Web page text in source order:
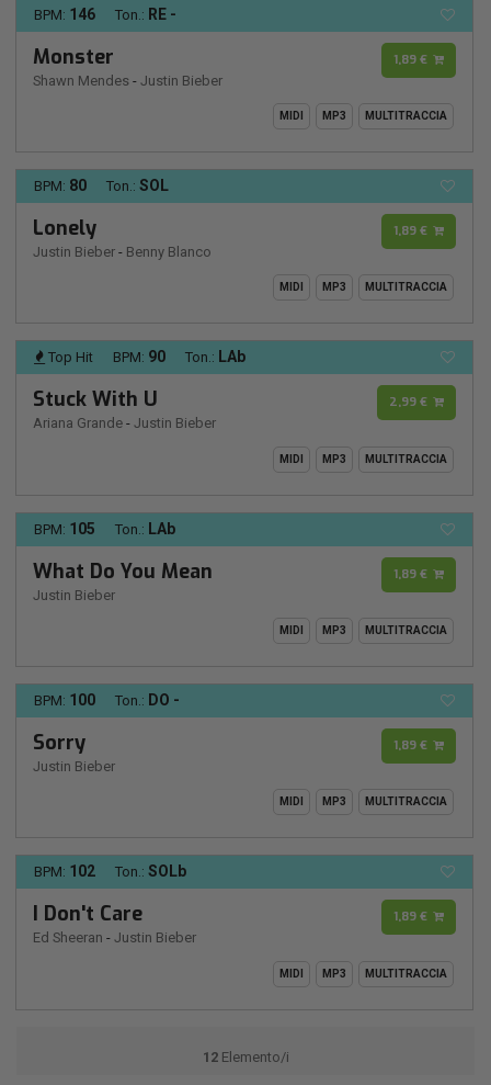
BPM: 146 Ton.: RE -
Monster
Shawn Mendes - Justin Bieber
1,89 €
MIDI MP3 MULTITRACCIA
BPM: 80 Ton.: SOL
Lonely
Justin Bieber - Benny Blanco
1,89 €
MIDI MP3 MULTITRACCIA
Top Hit BPM: 90 Ton.: LAb
Stuck With U
Ariana Grande - Justin Bieber
2,99 €
MIDI MP3 MULTITRACCIA
BPM: 105 Ton.: LAb
What Do You Mean
Justin Bieber
1,89 €
MIDI MP3 MULTITRACCIA
BPM: 100 Ton.: DO -
Sorry
Justin Bieber
1,89 €
MIDI MP3 MULTITRACCIA
BPM: 102 Ton.: SOLb
I Don't Care
Ed Sheeran - Justin Bieber
1,89 €
MIDI MP3 MULTITRACCIA
12Elemento/i